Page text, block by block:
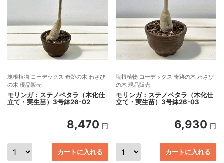
塊根植物 コーデックス 奇跡の木 わさび
の木 現品販売
モリンガ：ステノペタラ（木化仕
立て・実生苗）3号鉢26-02
8,470 円
カートに入れる
塊根植物 コーデックス 奇跡の木 わさび
の木 現品販売
モリンガ：ステノペタラ（木化仕
立て・実生苗）3号鉢26-03
6,930 円
カートに入れる